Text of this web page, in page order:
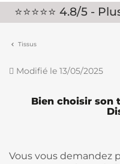
⭐⭐⭐⭐⭐ 4.8/5 -
Tissus
Modifié le 13/05/2025
Bien choisir son
Vous vous demandez